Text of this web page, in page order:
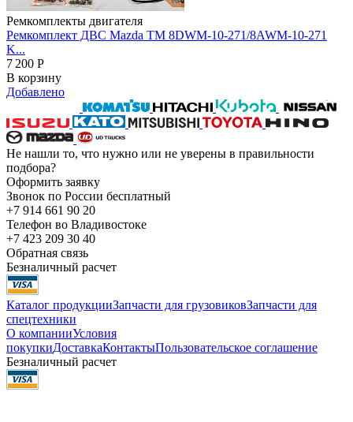
Ремкомплекты двигателя
Ремкомплект ДВС Mazda TM 8DWM-10-271/8AWM-10-271
K...
7 200 Р
В корзину
Добавлено
Не нашли то, что нужно или не уверены в правильности
подбора?
Оформить заявку
Звонок по России бесплатный
+7 914 661 90 20
Телефон во Владивостоке
+7 423 209 30 40
Обратная связь
Безналичный расчет
Каталог продукцииЗапчасти для грузовиковЗапчасти для
спецтехники
О компанииУсловия
покупкиДоставкаКонтактыПользовательское соглашение
Безналичный расчет